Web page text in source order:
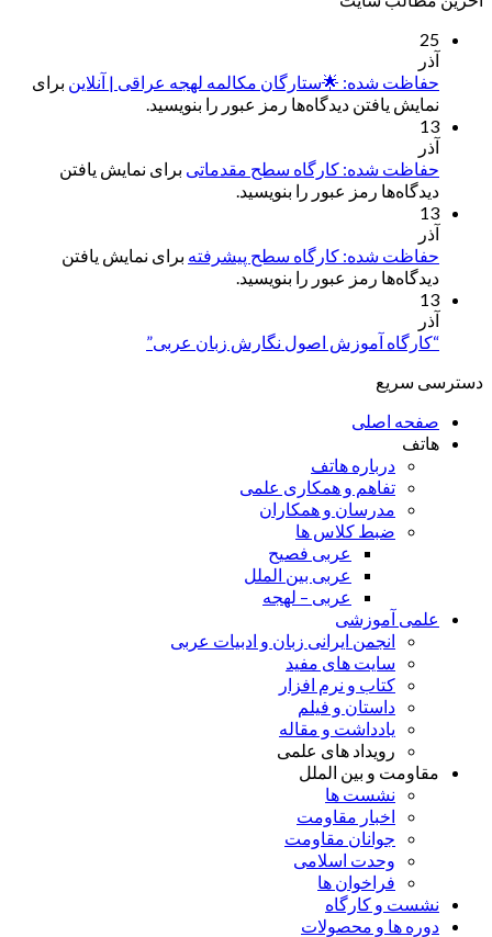
25
آذر
حفاظت شده: 🌟ستارگان مکالمه لهجه عراقی | آنلاین برای
نمایش یافتن دیدگاه‌ها رمز عبور را بنویسید.
13
آذر
حفاظت شده: کارگاه سطح مقدماتی برای نمایش یافتن
دیدگاه‌ها رمز عبور را بنویسید.
13
آذر
حفاظت شده: کارگاه سطح پیشرفته برای نمایش یافتن
دیدگاه‌ها رمز عبور را بنویسید.
13
آذر
“کارگاه آموزش اصول نگارش زبان عربی”
دسترسی سریع
صفحه اصلی
هاتف
درباره هاتف
تفاهم و همکاری علمی
مدرسان و همکاران
ضبط کلاس ها
عربی فصیح
عربی بین الملل
عربی – لهجه
علمی آموزشی
انجمن ایرانی زبان و ادبیات عربی
سایت های مفید
کتاب و نرم افزار
داستان و فیلم
یادداشت و مقاله
رویداد های علمی
مقاومت و بین الملل
نشست ها
اخبار مقاومت
جوانان مقاومت
وحدت اسلامی
فراخوان ها
نشست و کارگاه
دوره ها و محصولات